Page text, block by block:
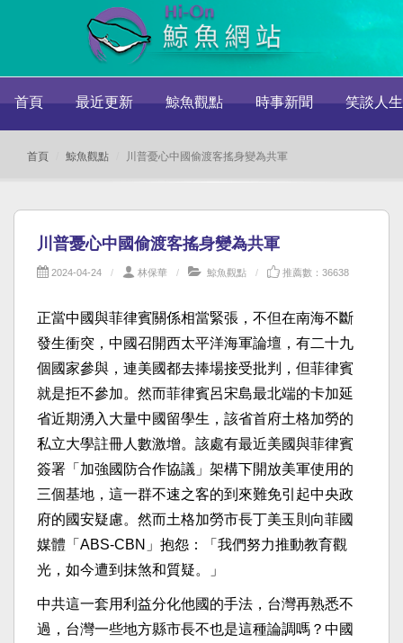
首頁 最近更新 鯨魚觀點 時事新聞 笑談人生
首頁 鯨魚觀點 川普憂心中國偷渡客搖身變為共軍
川普憂心中國偷渡客搖身變為共軍
2024-04-24 林保華 鯨魚觀點 推薦數：36638
正當中國與菲律賓關係相當緊張，不但在南海不斷
發生衝突，中國召開西太平洋海軍論壇，有二十九
個國家參與，連美國都去捧場接受批判，但菲律賓
就是拒不參加。然而菲律賓呂宋島最北端的卡加延
省近期湧入大量中國留學生，該省首府土格加勞的
私立大學註冊人數激增。該處有最近美國與菲律賓
簽署「加強國防合作協議」架構下開放美軍使用的
三個基地，這一群不速之客的到來難免引起中央政
府的國安疑慮。然而土格加勞市長丁美玉則向菲國
媒體「ABS-CBN」抱怨：「我們努力推動教育觀
光，如今遭到抹煞和質疑。」
中共這一套用利益分化他國的手法，台灣再熟悉不
過，台灣一些地方縣市長不也是這種論調嗎？中國